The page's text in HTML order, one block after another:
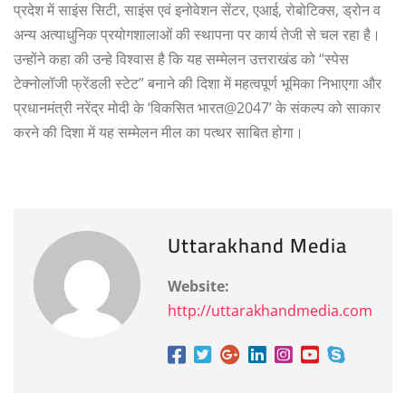
प्रदेश में साइंस सिटी, साइंस एवं इनोवेशन सेंटर, एआई, रोबोटिक्स, ड्रोन व
अन्य अत्याधुनिक प्रयोगशालाओं की स्थापना पर कार्य तेजी से चल रहा है।
उन्होंने कहा की उन्हे विश्वास है कि यह सम्मेलन उत्तराखंड को “स्पेस
टेक्नोलॉजी फ्रेंडली स्टेट” बनाने की दिशा में महत्वपूर्ण भूमिका निभाएगा और
प्रधानमंत्री नरेंद्र मोदी के ‘विकसित भारत@2047’ के संकल्प को साकार
करने की दिशा में यह सम्मेलन मील का पत्थर साबित होगा।
Uttarakhand Media
Website:
http://uttarakhandmedia.com